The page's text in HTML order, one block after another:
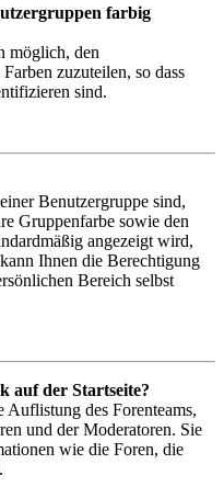
farbig
möglich, den
zuzuteilen, so dass
sind.
Benutzergruppe sind,
Gruppenfarbe sowie den
angezeigt wird,
Ihnen die Berechtigung
Bereich selbst
auf der Startseite?
Auflistung des Forenteams,
und der Moderatoren. Sie
wie die Foren, die